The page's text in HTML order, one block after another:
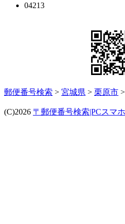
04213
郵便番号検索 > 宮城県 > 栗原市
(C)2026 〒郵便番号検索|PCスマ